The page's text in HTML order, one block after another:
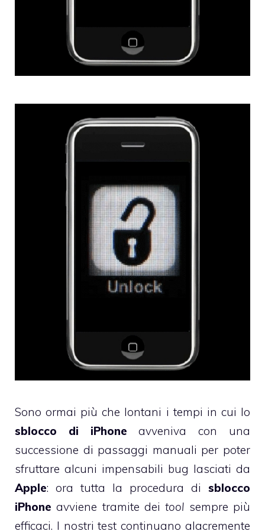
Sono ormai più che lontani i tempi in cui lo
sblocco di iPhone avveniva con una
successione di passaggi manuali per poter
sfruttare alcuni impensabili bug lasciati da
Apple: ora tutta la procedura di sblocco
iPhone avviene tramite deitool sempre più
efficaci. I nostri test continuano alacremente